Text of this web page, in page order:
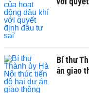
Bí thư
án giao